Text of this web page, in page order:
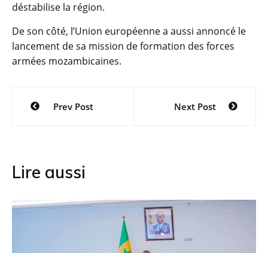
déstabilise la région.
De son côté, l’Union européenne a aussi annoncé le
lancement de sa mission de formation des forces
armées mozambicaines.
Navigation
Prev Post Next Post
Lire aussi